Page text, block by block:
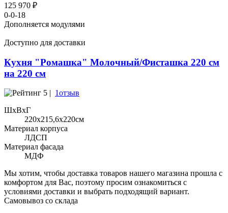
125 970 ₽
0-0-18
Дополняется модулями
Доступно для доставки
Кухня "Ромашка" Молочный/Фисташка 220 см
на 220 см
5 | 1отзыв
ШхВхГ
220x215,6х220см
Материал корпуса
ЛДСП
Материал фасада
МДФ
Мы хотим, чтобы доставка товаров нашего магазина прошла с
комфортом для Вас, поэтому просим ознакомиться с
условиями доставки и выбрать подходящий вариант.
Самовывоз со склада